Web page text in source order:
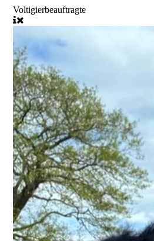
Voltigierbeauftragte